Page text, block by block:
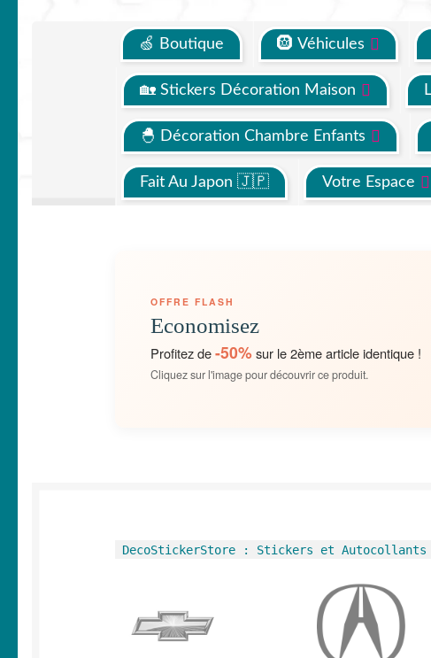
🍏 Boutique 🛞 Véhicules
🏡 Stickers Décoration Maison
🐣 Décoration Chambre Enfants
Fait Au Japon 🇯🇵 Votre Espace
OFFRE FLASH
Economisez
Profitez de-50%sur le 2ème article identique !
Cliquez sur l'image pour découvrir ce produit.
DecoStickerStore : Stickers et Autocollants